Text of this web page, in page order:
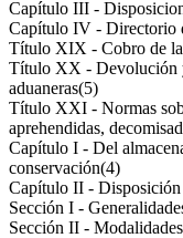
Capítulo III -
Capítulo IV - Directorio
Título XIX - Cobro de
Título XX - Devolución
aduaneras(5)
Título XXI - Normas
aprehendidas,
Capítulo I - Del
conservación(4)
Capítulo II - Disposición
Sección I -
Sección II - Modalidades